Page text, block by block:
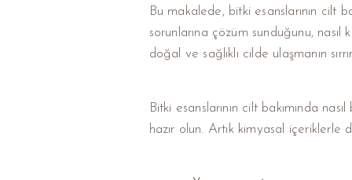
Bu makalede, bitki esanslarının cilt
sorunlarına çözüm sunduğunu,
doğal ve sağlıklı cilde ulaşmanın
Bitki esanslarının cilt bakımında
hazır olun. Artık kimyasal